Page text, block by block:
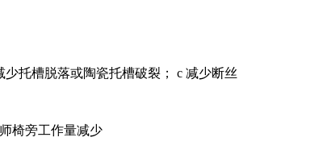
少托槽脱落或陶瓷托槽破裂； c 减少断丝
椅旁工作量减少